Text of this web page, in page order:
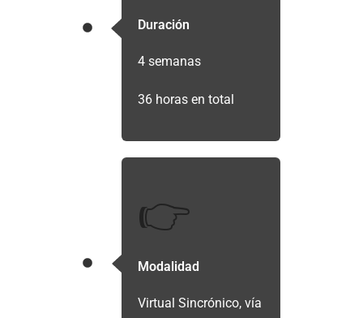
Duración
4 semanas
36 horas en total
👉
Modalidad
Virtual Sincrónico, vía